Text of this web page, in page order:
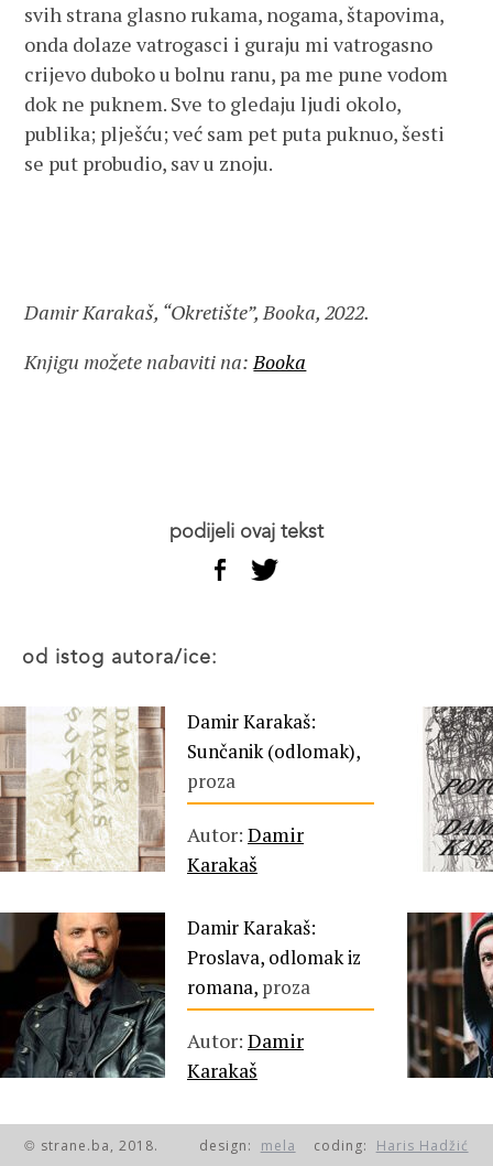
svih strana glasno rukama, nogama, štapovima,
onda dolaze vatrogasci i guraju mi vatrogasno
crijevo duboko u bolnu ranu, pa me pune vodom
dok ne puknem. Sve to gledaju ljudi okolo,
publika; plješću; već sam pet puta puknuo, šesti
se put probudio, sav u znoju.
Damir Karakaš, “Okretište”, Booka, 2022.
Knjigu možete nabaviti na:Booka
podijeli ovaj tekst
od istog autora/ice:
Damir Karakaš:
Sunčanik (odlomak),
proza
Autor: Damir
Karakaš
Damir Karakaš:
Proslava, odlomak iz
romana, proza
Autor: Damir
Karakaš
© strane.ba, 2018. design: mela coding: Haris Hadžić